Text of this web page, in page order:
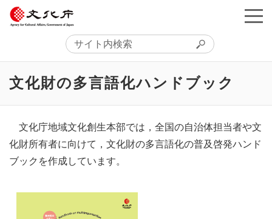
文化財の多言語化ハンドブック
文化庁地域文化創生本部では，全国の自治体担当者や文
化財所有者に向けて，文化財の多言語化の普及啓発ハンド
ブックを作成しています。